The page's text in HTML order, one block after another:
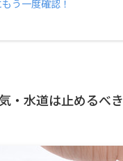
う一度確認！
・水道は止めるべ